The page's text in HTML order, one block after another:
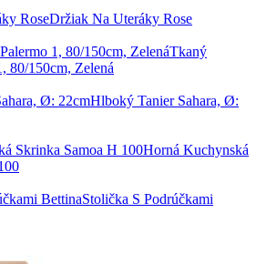
Držiak Na Uteráky Rose
Tkaný
80/150cm, Zelená
Hlboký Tanier Sahara, Ø:
Horná Kuchynská
Stolička S Podrúčkami